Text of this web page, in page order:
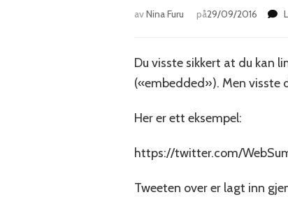
avNina Furu på29/09/2016
Du visste sikkert at du kan
(«embedded»). Men
Her er ett eksempel:
https://twitter.com/
Tweeten over er lagt inn